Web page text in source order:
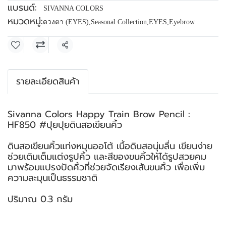
แบรนด์:
SIVANNA COLORS
หมวดหมู่:ดวงตา (EYES),Seasonal Collection,EYES,Eyebrow
แชร์
รายละเอียดสินค้า
Sivanna Colors Happy Train Brow Pencil :
HF850 #ปุยปุยดินสอเขียนคิ้ว
ดินสอเขียนคิ้วแท่งหมุนออโต้ เนื้อดินสอนุ่มลื่น เขียนง่าย
ช่วยเติมเต็มแต่งรูปคิ้ว และสีของขนคิ้วให้ได้รูปสวยคม
มาพร้อมแปรงปัดคิ้วที่ช่วยจัดเรียงเส้นขนคิ้ว เพื่อเพิ่ม
ความละมุนเป็นธรรมชาติ
ปริมาณ 0.3 กรัม